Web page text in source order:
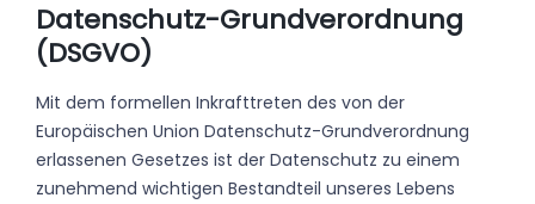
Datenschutz-Grundverordnung
(DSGVO)
Mit dem formellen Inkrafttreten des von der
Europäischen Union Datenschutz-Grundverordnung
erlassenen Gesetzes ist der Datenschutz zu einem
zunehmend wichtigen Bestandteil unseres Lebens